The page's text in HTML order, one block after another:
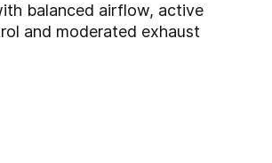
balanced airflow, active
and moderated exhaust